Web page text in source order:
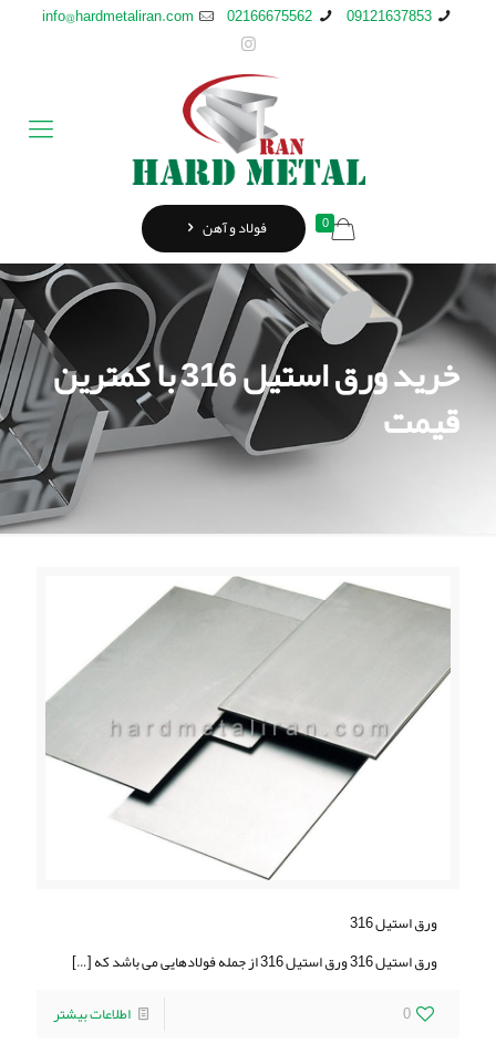
09121637853
02166675562
info@hardmetaliran.com
0 فولاد و آهن
خرید ورق استيل 316 با کمترین
قیمت
ورق استيل 316
ورق استيل 316 ورق استيل 316 از جمله فولادهایی می باشد که
[…]
0
اطلاعات بیشتر